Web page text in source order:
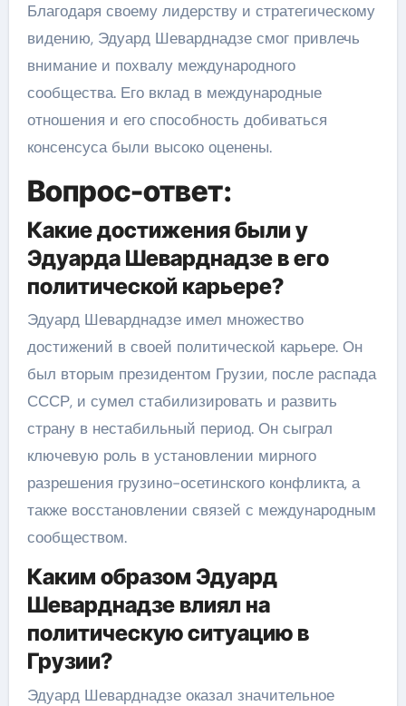
Благодаря своему лидерству и стратегическому
видению, Эдуард Шеварднадзе смог привлечь
внимание и похвалу международного
сообщества. Его вклад в международные
отношения и его способность добиваться
консенсуса были высоко оценены.
Вопрос-ответ:
Какие достижения были у
Эдуарда Шеварднадзе в его
политической карьере?
Эдуард Шеварднадзе имел множество
достижений в своей политической карьере. Он
был вторым президентом Грузии, после распада
СССР, и сумел стабилизировать и развить
страну в нестабильный период. Он сыграл
ключевую роль в установлении мирного
разрешения грузино-осетинского конфликта, а
также восстановлении связей с международным
сообществом.
Каким образом Эдуард
Шеварднадзе влиял на
политическую ситуацию в
Грузии?
Эдуард Шеварднадзе оказал значительное